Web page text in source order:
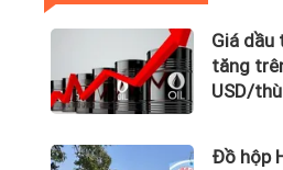
Giá dầu
tăng
USD/
Đồ hộp